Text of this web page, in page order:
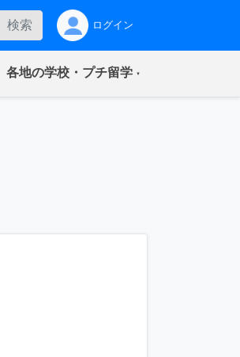
検索 ログイン
各地の学校・プチ留学(current)